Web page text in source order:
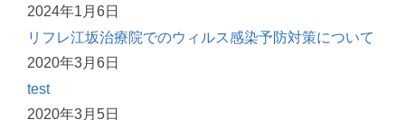
2024年1月6日
リフレ江坂治療院でのウィルス感染予防対策について
2020年3月6日
test
2020年3月5日